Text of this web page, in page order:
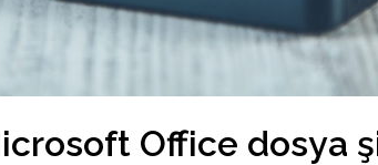
Office dosya